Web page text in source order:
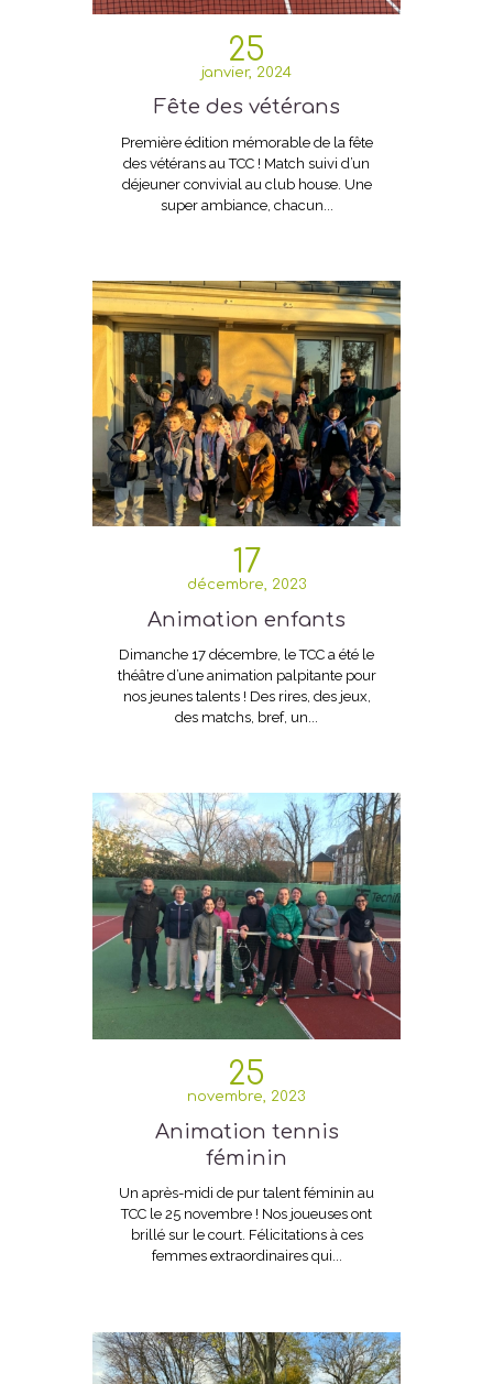
25
janvier, 2024
Fête des vétérans
Première édition mémorable de la fête
des vétérans au TCC ! Match suivi d’un
déjeuner convivial au club house. Une
super ambiance, chacun...
17
décembre, 2023
Animation enfants
Dimanche 17 décembre, le TCC a été le
théâtre d’une animation palpitante pour
nos jeunes talents ! Des rires, des jeux,
des matchs, bref, un...
25
novembre, 2023
Animation tennis
féminin
Un après-midi de pur talent féminin au
TCC le 25 novembre ! Nos joueuses ont
brillé sur le court. Félicitations à ces
femmes extraordinaires qui...